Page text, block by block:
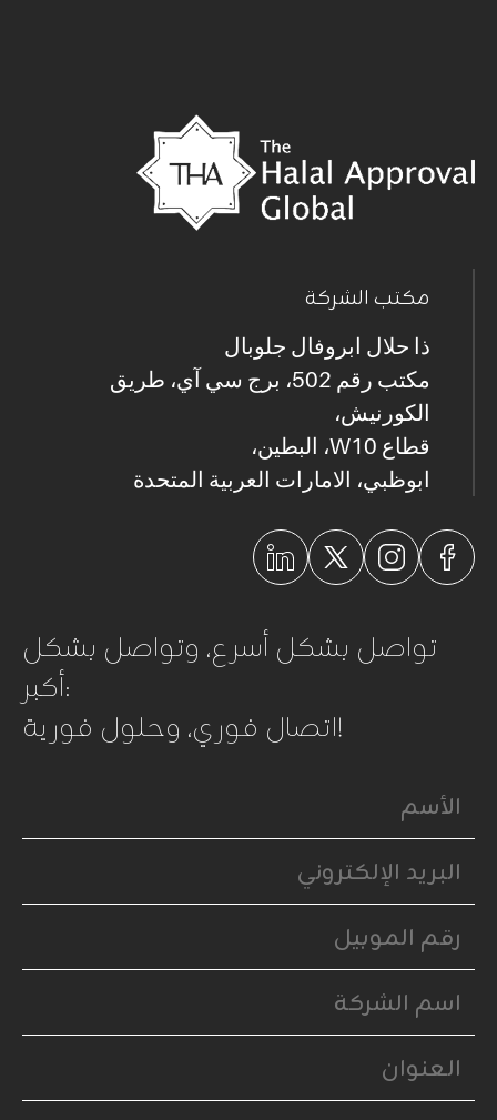
مكتب الشركة
ذا حلال ابروفال جلوبال
مكتب رقم 502، برج سي آي، طريق
الكورنيش،
قطاع W10، البطين،
ابوظبي، الامارات العربية المتحدة
تواصل بشكل أسرع، وتواصل بشكل
أكبر:
اتصال فوري، وحلول فورية!